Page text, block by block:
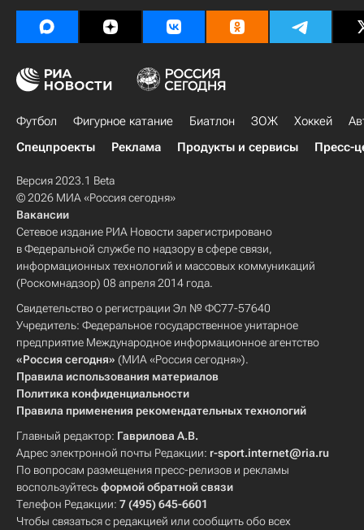
Футбол Фигурное катание Биатлон ЗОЖ Хоккей
Спецпроекты
Реклама Продукты и сервисы Пресс-
Версия 2023.1 Beta
© 2026 МИА «Россия сегодня»
Вакансии
Сетевое издание РИА Новости зарегистрировано
в Федеральной службе по надзору в сфере связи,
информационных технологий и массовых коммуникаций
(Роскомнадзор) 08 апреля 2014 года.
Свидетельство о регистрации Эл № ФС77-57640
Учредитель: Федеральное государственное унитарное
предприятие Международное информационное агентство
«Россия сегодня» (МИА «Россия сегодня»).
Правила использования материалов
Политика конфиденциальности
Правила применения рекомендательных технологий
Главный редактор: Гаврилова А.В.
Адрес электронной почты Редакции: r-sport.internet@ria.ru
По вопросам размещения пресс-релизов и рекламы
воспользуйтесьформой обратной связи
Телефон Редакции: 7 (495) 645-6601
Чтобы связаться с редакцией или сообщить обо всех